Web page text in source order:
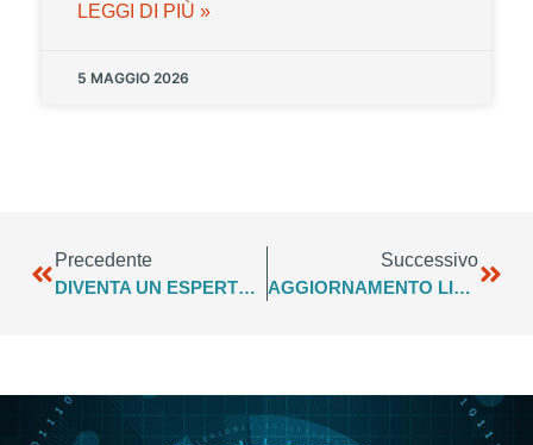
LEGGI DI PIÙ »
5 MAGGIO 2026
Precedente
DIVENTA UN ESPERTO 2N: SCOPRI IL PROGRAMMA DI CERTIFICAZIONE CON SIR.TEL.
Successivo
AGGIORNAMENTO LISTINO PREZZI SERVER HANWHA